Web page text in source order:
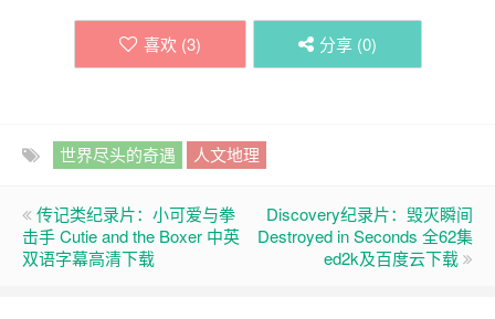
喜欢 (3) 分享 (0)
世界尽头的奇遇 人文地理
传记类纪录片：小可爱与拳
击手 Cutie and the Boxer 中英
双语字幕高清下载
Discovery纪录片：毁灭瞬间
Destroyed in Seconds 全62集
ed2k及百度云下载